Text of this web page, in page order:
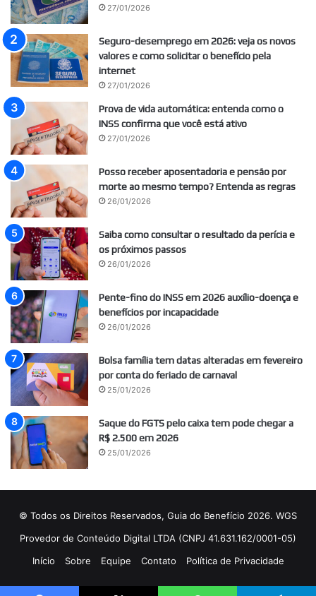
27/01/2026
Seguro-desemprego em 2026: veja os novos
valores e como solicitar o benefício pela
internet
27/01/2026
Prova de vida automática: entenda como o
INSS confirma que você está ativo
27/01/2026
Posso receber aposentadoria e pensão por
morte ao mesmo tempo? Entenda as regras
26/01/2026
Saiba como consultar o resultado da perícia e
os próximos passos
26/01/2026
Pente-fino do INSS em 2026 auxílio-doença e
benefícios por incapacidade
26/01/2026
Bolsa família tem datas alteradas em fevereiro
por conta do feriado de carnaval
25/01/2026
Saque do FGTS pelo caixa tem pode chegar a
R$ 2.500 em 2026
25/01/2026
© Todos os Direitos Reservados, Guia do Benefício 2026. WGS
Provedor de Conteúdo Digital LTDA (CNPJ 41.631.162/0001-05)
Início
Sobre Equipe Contato Política de Privacidade